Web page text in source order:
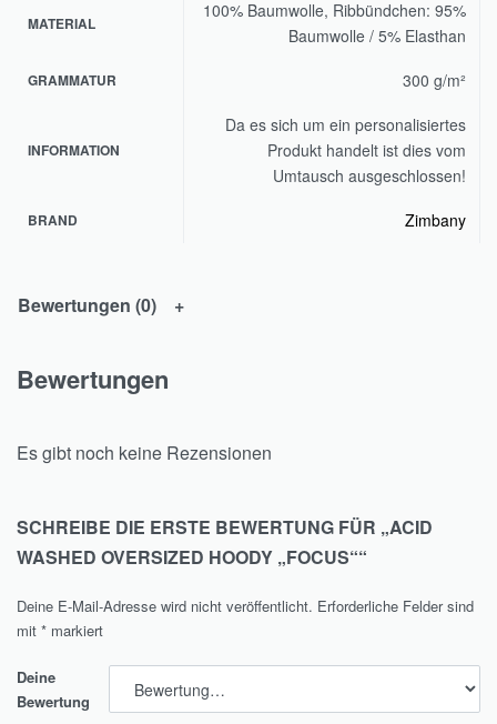
MATERIAL
100% Baumwolle, Ribbündchen: 95%
Baumwolle / 5% Elasthan
GRAMMATUR 300 g/m²
INFORMATION
Da es sich um ein personalisiertes
Produkt handelt ist dies vom
Umtausch ausgeschlossen!
BRAND Zimbany
Bewertungen (0)
Bewertungen
Es gibt noch keine Rezensionen
SCHREIBE DIE ERSTE BEWERTUNG FÜR „ACID
WASHED OVERSIZED HOODY „FOCUS““
Deine E-Mail-Adresse wird nicht veröffentlicht. Erforderliche Felder sind
mit * markiert
Deine
Bewertung